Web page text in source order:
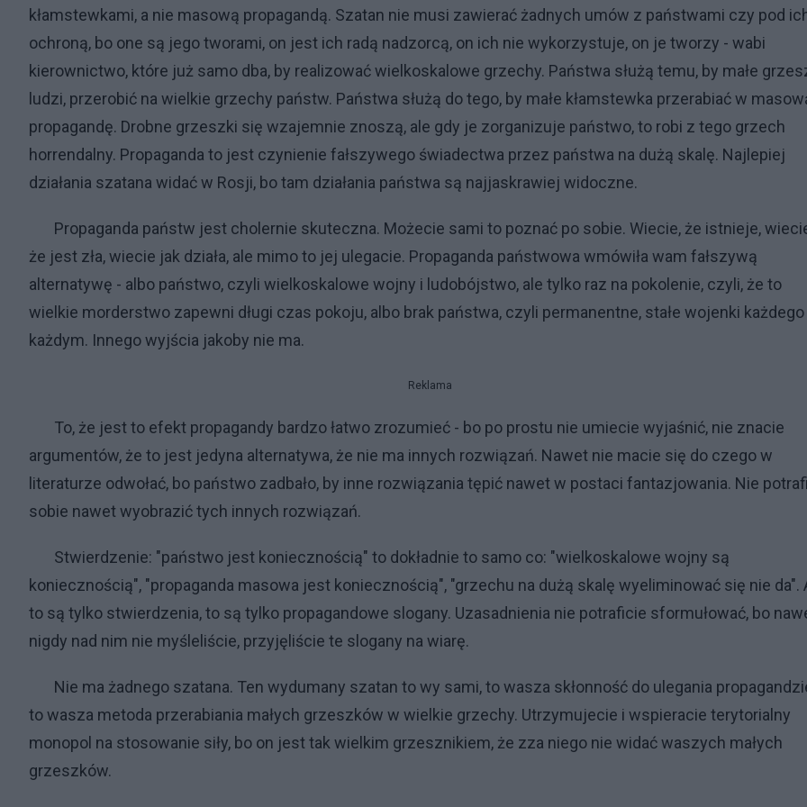
kłamstewkami, a nie masową propagandą. Szatan nie musi zawierać żadnych umów z państwami czy pod
ochroną, bo one są jego tworami, on jest ich radą nadzorcą, on ich nie wykorzystuje, on je tworzy - wabi
kierownictwo, które już samo dba, by realizować wielkoskalowe grzechy. Państwa służą temu, by małe
ludzi, przerobić na wielkie grzechy państw. Państwa służą do tego, by małe kłamstewka przerabiać w
propagandę. Drobne grzeszki się wzajemnie znoszą, ale gdy je zorganizuje państwo, to robi z tego grzech
horrendalny. Propaganda to jest czynienie fałszywego świadectwa przez państwa na dużą skalę. Najlepiej
działania szatana widać w Rosji, bo tam działania państwa są najjaskrawiej widoczne.
Propaganda państw jest cholernie skuteczna. Możecie sami to poznać po sobie. Wiecie, że istnieje,
że jest zła, wiecie jak działa, ale mimo to jej ulegacie. Propaganda państwowa wmówiła wam fałszywą
alternatywę - albo państwo, czyli wielkoskalowe wojny i ludobójstwo, ale tylko raz na pokolenie, czyli, że to
wielkie morderstwo zapewni długi czas pokoju, albo brak państwa, czyli permanentne, stałe wojenki każdego
każdym. Innego wyjścia jakoby nie ma.
Reklama
To, że jest to efekt propagandy bardzo łatwo zrozumieć - bo po prostu nie umiecie wyjaśnić, nie znacie
argumentów, że to jest jedyna alternatywa, że nie ma innych rozwiązań. Nawet nie macie się do czego w
literaturze odwołać, bo państwo zadbało, by inne rozwiązania tępić nawet w postaci fantazjowania. Nie
sobie nawet wyobrazić tych innych rozwiązań.
Stwierdzenie: "państwo jest koniecznością" to dokładnie to samo co: "wielkoskalowe wojny są
koniecznością", "propaganda masowa jest koniecznością", "grzechu na dużą skalę wyeliminować się nie da".
to są tylko stwierdzenia, to są tylko propagandowe slogany. Uzasadnienia nie potraficie sformułować, bo
nigdy nad nim nie myśleliście, przyjęliście te slogany na wiarę.
Nie ma żadnego szatana. Ten wydumany szatan to wy sami, to wasza skłonność do ulegania
to wasza metoda przerabiania małych grzeszków w wielkie grzechy. Utrzymujecie i wspieracie terytorialny
monopol na stosowanie siły, bo on jest tak wielkim grzesznikiem, że zza niego nie widać waszych małych
grzeszków.